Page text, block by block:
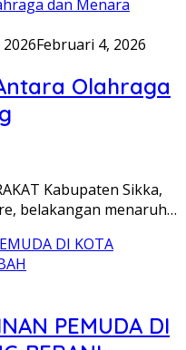
Februari 4, 2026
Olahraga
Kabupaten Sikka,
belakangan menaruh…
PEMUDA DI